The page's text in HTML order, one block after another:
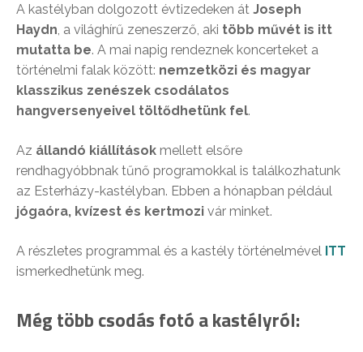
A kastélyban dolgozott évtizedeken át Joseph
Haydn, a világhírű zeneszerző, aki több művét is itt
mutatta be. A mai napig rendeznek koncerteket a
történelmi falak között: nemzetközi és magyar
klasszikus zenészek csodálatos
hangversenyeivel töltődhetünk fel.
Az állandó kiállítások mellett elsőre
rendhagyóbbnak tűnő programokkal is találkozhatunk
az Esterházy-kastélyban. Ebben a hónapban például
jógaóra, kvízest és kertmozi vár minket.
A részletes programmal és a kastély történelmével ITT
ismerkedhetünk meg.
Még több csodás fotó a kastélyról: